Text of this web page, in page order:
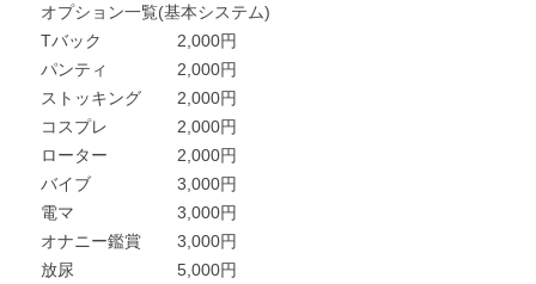
オプション一覧(基本システム)
Tバック
2,000円
パンティ
2,000円
ストッキング
2,000円
コスプレ
2,000円
ローター
2,000円
バイブ
3,000円
電マ
3,000円
オナニー鑑賞
3,000円
放尿
5,000円